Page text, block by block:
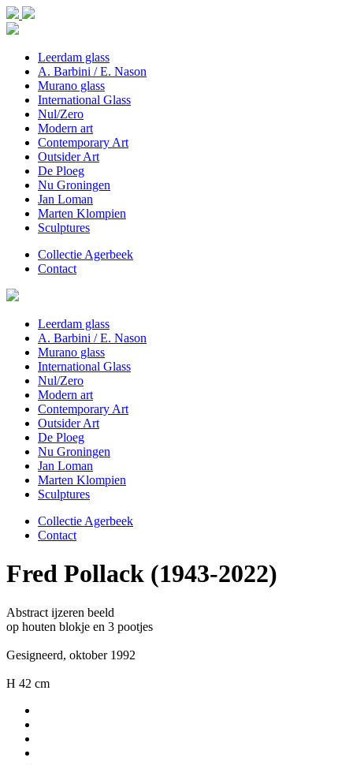
Leerdam glass
A. Barbini / E. Nason
Murano glass
International Glass
Nul/Zero
Modern art
Contemporary Art
Outsider Art
De Ploeg
Nu Groningen
Jan Loman
Marten Klompien
Sculptures
Collectie Agerbeek
Contact
Leerdam glass
A. Barbini / E. Nason
Murano glass
International Glass
Nul/Zero
Modern art
Contemporary Art
Outsider Art
De Ploeg
Nu Groningen
Jan Loman
Marten Klompien
Sculptures
Collectie Agerbeek
Contact
Fred Pollack (1943-2022)
Abstract ijzeren beeld
op houten blokje en 3 pootjes
Gesigneerd, oktober 1992
H 42 cm